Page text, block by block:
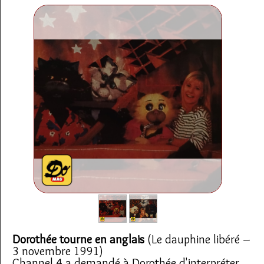
Dorothée tourne en anglais (Le dauphine libéré –
3 novembre 1991)